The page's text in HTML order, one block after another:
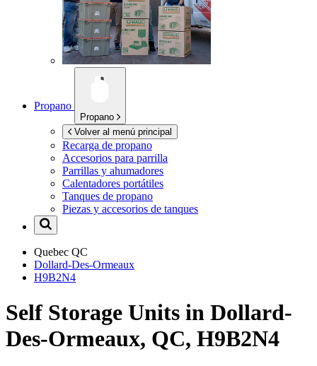
Propano
Propano
Volver al menú principal
Recarga de propano
Accesorios para parrilla
Parrillas y ahumadores
Calentadores portátiles
Tanques de propano
Piezas y accesorios de tanques
Quebec QC
Dollard-Des-Ormeaux
H9B2N4
Self Storage Units in Dollard-
Des-Ormeaux, QC, H9B2N4